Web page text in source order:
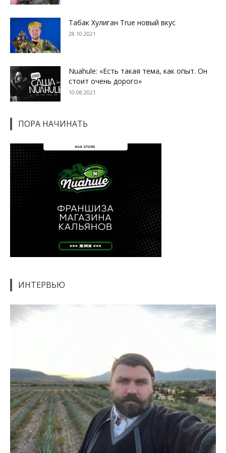
Табак Хулиган True новый вкус
28.10.2021
Nuahule: «Есть такая тема, как опыт. Он
стоит очень дорого»
10.08.2021
ПОРА НАЧИНАТЬ
ИНТЕРВЬЮ